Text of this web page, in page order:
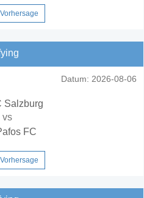
Datum: 2026-08-06
Salzburg
vs
FC